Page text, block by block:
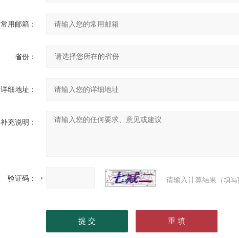
常用邮箱：
省份：
详细地址：
补充说明：
验证码： 请输入计算结果（填